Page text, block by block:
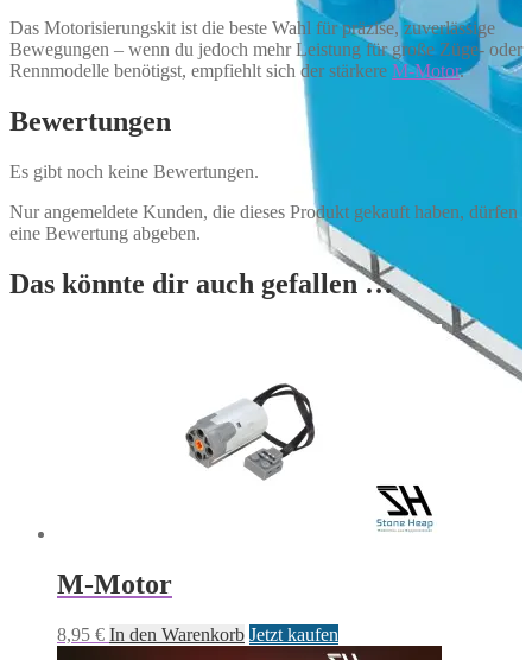
Das Motorisierungskit ist die beste Wahl für präzise, zuverlässige
Bewegungen – wenn du jedoch mehr Leistung für große Züge- oder
Rennmodelle benötigst, empfiehlt sich der stärkere M-Motor.
Bewertungen
Es gibt noch keine Bewertungen.
Nur angemeldete Kunden, die dieses Produkt gekauft haben, dürfen
eine Bewertung abgeben.
Das könnte dir auch gefallen …
M-Motor
8,95 € In den Warenkorb Jetzt kaufen